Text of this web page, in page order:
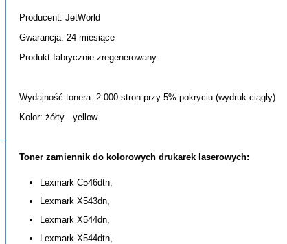
Producent: JetWorld
Gwarancja: 24 miesiące
Produkt fabrycznie zregenerowany
Wydajność tonera: 2 000 stron przy 5% pokryciu (wydruk ciągły)
Kolor: żółty - yellow
Toner zamiennik do kolorowych drukarek laserowych:
Lexmark C546dtn,
Lexmark X543dn,
Lexmark X544dn,
Lexmark X544dtn,